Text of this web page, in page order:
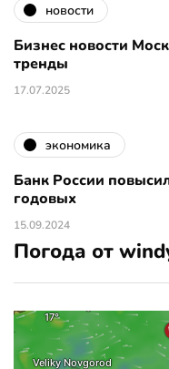
новости
Бизнес новости
тренды
17.07.2025
экономика
Банк России
годовых
15.09.2024
Погода от